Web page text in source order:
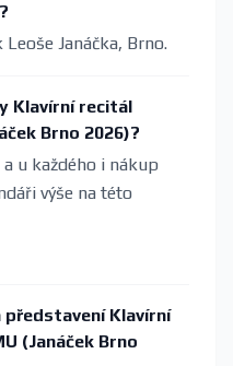
Janáčka, Brno.
Klavírní recitál
Brno 2026)?
u každého i nákup
výše na této
představení Klavírní
(Janáček Brno